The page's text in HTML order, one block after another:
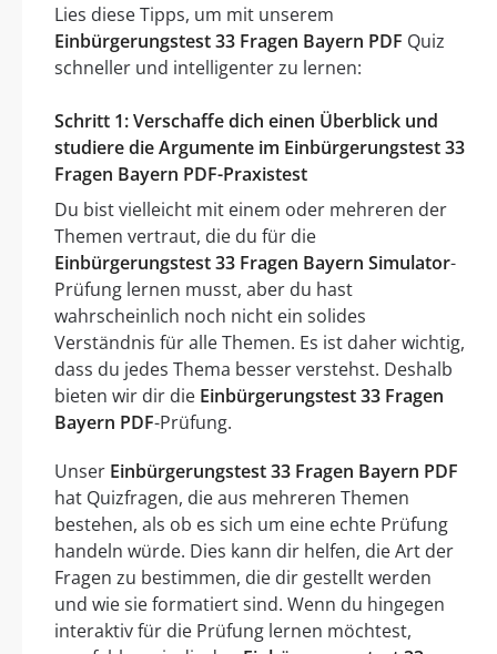
Lies diese Tipps, um mit unserem
Einbürgerungstest 33 Fragen Bayern PDF Quiz
schneller und intelligenter zu lernen:
Schritt 1: Verschaffe dich einen Überblick und
studiere die Argumente im Einbürgerungstest 33
Fragen Bayern PDF-Praxistest
Du bist vielleicht mit einem oder mehreren der
Themen vertraut, die du für die
Einbürgerungstest 33 Fragen Bayern Simulator-
Prüfung lernen musst, aber du hast
wahrscheinlich noch nicht ein solides
Verständnis für alle Themen. Es ist daher wichtig,
dass du jedes Thema besser verstehst. Deshalb
bieten wir dir die Einbürgerungstest 33 Fragen
Bayern PDF-Prüfung.
Unser Einbürgerungstest 33 Fragen Bayern PDF
hat Quizfragen, die aus mehreren Themen
bestehen, als ob es sich um eine echte Prüfung
handeln würde. Dies kann dir helfen, die Art der
Fragen zu bestimmen, die dir gestellt werden
und wie sie formatiert sind. Wenn du hingegen
interaktiv für die Prüfung lernen möchtest,